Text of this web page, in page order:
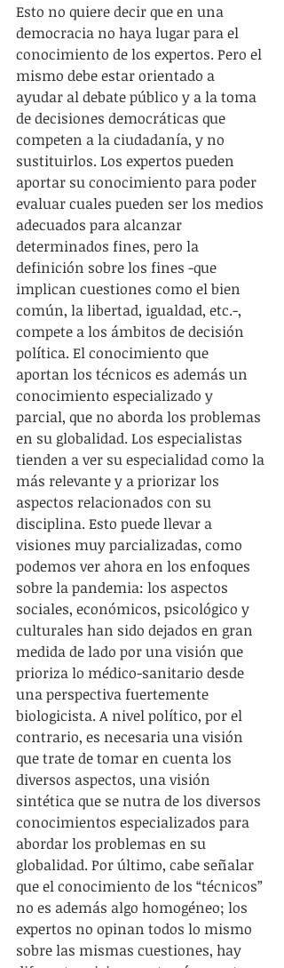
Esto no quiere decir que en una
democracia no haya lugar para el
conocimiento de los expertos. Pero el
mismo debe estar orientado a
ayudar al debate público y a la toma
de decisiones democráticas que
competen a la ciudadanía, y no
sustituirlos. Los expertos pueden
aportar su conocimiento para poder
evaluar cuales pueden ser los medios
adecuados para alcanzar
determinados fines, pero la
definición sobre los fines -que
implican cuestiones como el bien
común, la libertad, igualdad, etc.-,
compete a los ámbitos de decisión
política. El conocimiento que
aportan los técnicos es además un
conocimiento especializado y
parcial, que no aborda los problemas
en su globalidad. Los especialistas
tienden a ver su especialidad como la
más relevante y a priorizar los
aspectos relacionados con su
disciplina. Esto puede llevar a
visiones muy parcializadas, como
podemos ver ahora en los enfoques
sobre la pandemia: los aspectos
sociales, económicos, psicológico y
culturales han sido dejados en gran
medida de lado por una visión que
prioriza lo médico-sanitario desde
una perspectiva fuertemente
biologicista. A nivel político, por el
contrario, es necesaria una visión
que trate de tomar en cuenta los
diversos aspectos, una visión
sintética que se nutra de los diversos
conocimientos especializados para
abordar los problemas en su
globalidad. Por último, cabe señalar
que el conocimiento de los “técnicos”
no es además algo homogéneo; los
expertos no opinan todos lo mismo
sobre las mismas cuestiones, hay